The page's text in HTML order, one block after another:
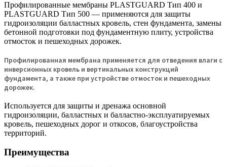
Профилированные мембраны PLASTGUARD Тип 400 и
PLASTGUARD Тип 500 — применяются для защиты
гидроизоляции балластных кровель, стен фундамента, замены
бетонной подготовки под фундаментную плиту, устройства
отмосток и пешеходных дорожек.
Профилированная мембрана применяется для отведения влаги с
инверсионных кровель и вертикальных конструкций
фундамента, а также при устройстве отмосток и пешеходных
дорожек.
Используется для защиты и дренажа основной
гидроизоляции, балластных и балластно-эксплуатируемых
кровель, пешеходных дорог и откосов, благоустройства
территорий.
Преимущества